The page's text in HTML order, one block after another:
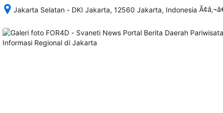
Jakarta Selatan - DKI Jakarta, 12560 Jakarta, Indonesia
memesan,
semua